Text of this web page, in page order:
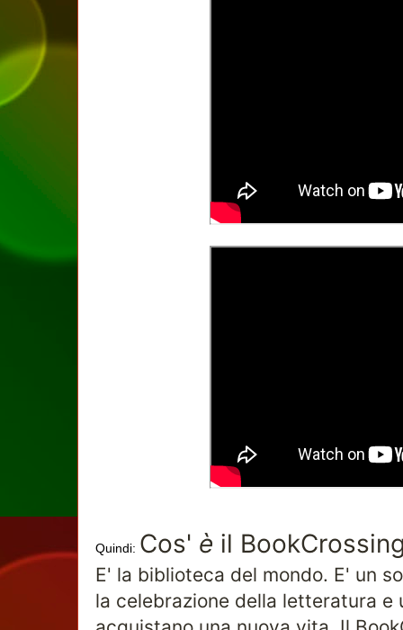
Quindi: Cos' è il
E' la biblioteca del mondo. E' un
la celebrazione della letteratura e